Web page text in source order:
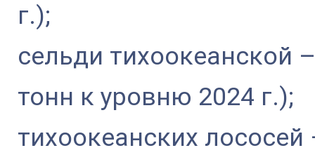
г.);
сельди тихоокеанской
тонн к уровню 2024 г.);
тихоокеанских